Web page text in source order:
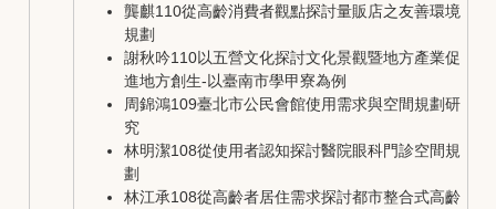
龔麒110從高齡消費者觀點探討量販店之友善環境
規劃
謝秋吟110以五營文化探討文化景觀暨地方產業促
進地方創生-以臺南市學甲寮為例
周錦鴻109臺北市公民會館使用需求與空間規劃研
究
林明潔108從使用者認知探討醫院眼科門診空間規
劃
林江承108從高齡者居住需求探討都市整合式高齡